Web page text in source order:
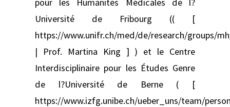
pour les Humanités Médicales de l?
Université de Fribourg (( [
https://www.unifr.ch/med/de/research/groups/
| Prof. Martina King ] ) et le Centre
Interdisciplinaire pour les Études Genre
de l?Université de Berne ( [
https://www.izfg.unibe.ch/ueber_uns/team/